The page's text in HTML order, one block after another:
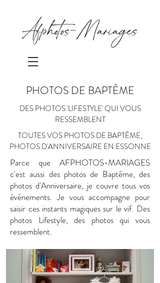
PHOTOS DE BAPTÊME
DES PHOTOS 'LIFESTYLE' QUI VOUS
RESSEMBLENT
TOUTES VOS PHOTOS DE BAPTÊME,
PHOTOS D'ANNIVERSAIRE EN ESSONNE
Parce que AFPHOTOS-MARIAGES
c'est aussi des photos de Baptême, des
photos d'Anniversaire, je couvre tous vos
événements.Je vous accompagne pour
saisir ces instants magiques sur le vif. Des
photos Lifestyle, des photos qui vous
ressemblent.